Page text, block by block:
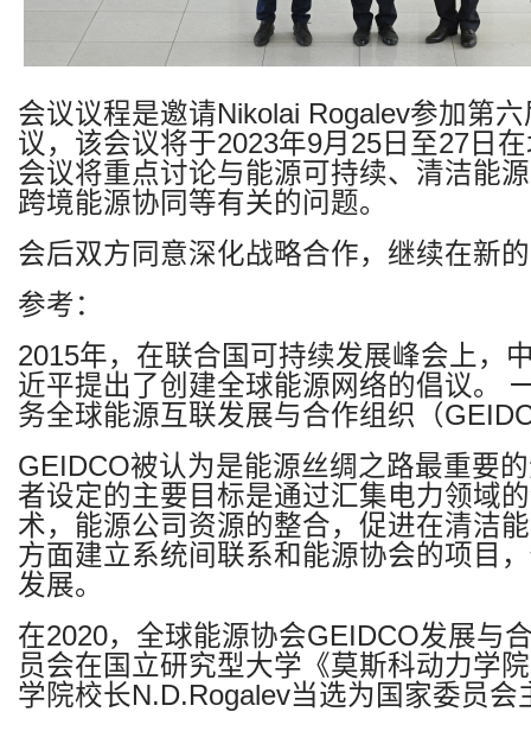
会议议程是邀请Nikolai Rogalev参加第
议，该会议将于2023年9月 25 日至27 日
会议将重点讨论与能源可持续、清洁能
跨境能源协同等有关的问题。
会后双方同意深化战略合作，继续在新
参考：
2015年，在联合国可持续发展峰会上，
近平提出了创建全球能源网络的倡议。
务全球能源互联发展与合作组织（
GEIDCO被认为是能源丝绸之路最重要
者设定的主要目标是通过汇集电力领域
术，能源公司资源的整合，促进在清洁
方面建立系统间联系和能源协会的项目
发展。
在2020，全球能源协会GEIDCO发展与
员会在国立研究型大学《莫斯科动力学
学院校长N.D.Rogalev当选为国家委员会